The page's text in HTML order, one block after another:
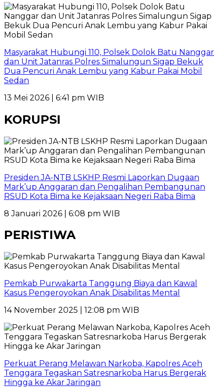
Masyarakat Hubungi 110, Polsek Dolok Batu Nanggar
dan Unit Jatanras Polres Simalungun Sigap Bekuk
Dua Pencuri Anak Lembu yang Kabur Pakai Mobil
Sedan
13 Mei 2026 | 6:41 pm WIB
KORUPSI
Presiden JA-NTB LSKHP Resmi Laporkan Dugaan
Mark’up Anggaran dan Pengalihan Pembangunan
RSUD Kota Bima ke Kejaksaan Negeri Raba Bima
8 Januari 2026 | 6:08 pm WIB
PERISTIWA
Pemkab Purwakarta Tanggung Biaya dan Kawal
Kasus Pengeroyokan Anak Disabilitas Mental
14 November 2025 | 12:08 pm WIB
Perkuat Perang Melawan Narkoba, Kapolres Aceh
Tenggara Tegaskan Satresnarkoba Harus Bergerak
Hingga ke Akar Jaringan